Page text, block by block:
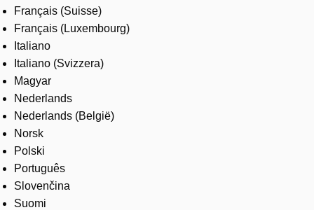
Français (Suisse)
Français (Luxembourg)
Italiano
Italiano (Svizzera)
Magyar
Nederlands
Nederlands (België)
Norsk
Polski
Português
Slovenčina
Suomi